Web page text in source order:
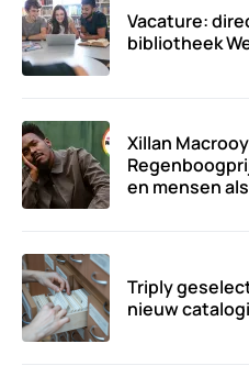
Vacature:
bibliotheek
Xillan
en mensen
Triply
nieuw